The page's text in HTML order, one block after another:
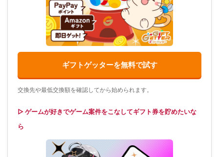
ギフトゲッターを無料で試す
交換先や最低交換額を確認してから始められます。
▷ ゲームが好きでゲーム案件をこなしてギフト券を貯めたいな
ら